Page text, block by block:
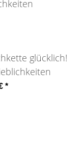
glücklich!
*